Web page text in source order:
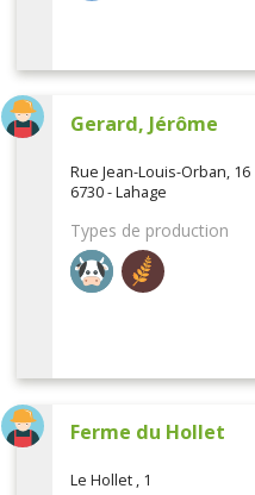
Gerard, Jérôme
Rue Jean-Louis-Orban, 16
6730 - Lahage
Types de production
Ferme du Hollet
Le Hollet , 1